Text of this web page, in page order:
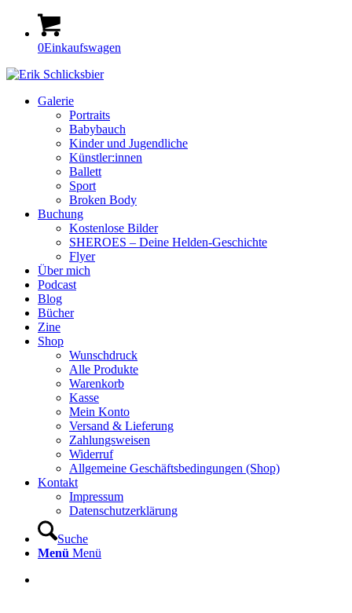
0Einkaufswagen
Galerie
Portraits
Babybauch
Kinder und Jugendliche
Künstler:innen
Ballett
Sport
Broken Body
Buchung
Kostenlose Bilder
SHEROES – Deine Helden-Geschichte
Flyer
Über mich
Podcast
Blog
Bücher
Zine
Shop
Wunschdruck
Alle Produkte
Warenkorb
Kasse
Mein Konto
Versand & Lieferung
Zahlungsweisen
Widerruf
Allgemeine Geschäftsbedingungen (Shop)
Kontakt
Impressum
Datenschutzerklärung
Suche
Menü Menü